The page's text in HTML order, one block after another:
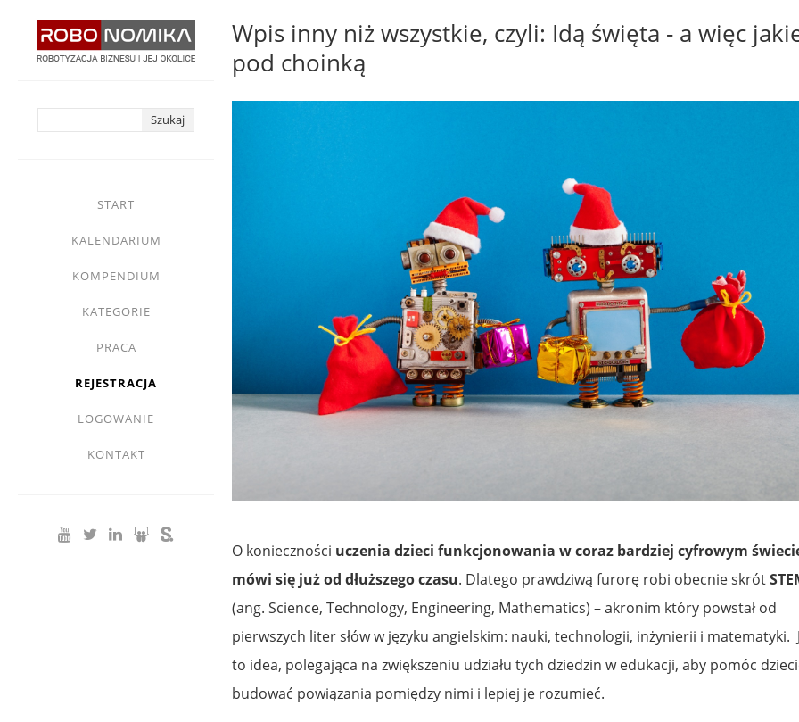
START
KALENDARIUM
KOMPENDIUM
KATEGORIE
PRACA
REJESTRACJA
LOGOWANIE
KONTAKT
Wpis inny niż wszystkie, czyli: Idą święta - a więc
pod choinką
O konieczności uczenia dzieci funkcjonowania w coraz bardziej cyfrowym
mówi się już od dłuższego czasu. Dlatego prawdziwą furorę robi obecnie skrót
(ang. Science, Technology, Engineering, Mathematics) – akronim który powstał od
pierwszych liter słów w języku angielskim: nauki, technologii, inżynierii i matematyki.
to idea, polegająca na zwiększeniu udziału tych dziedzin w edukacji, aby pomóc
budować powiązania pomiędzy nimi i lepiej je rozumieć.